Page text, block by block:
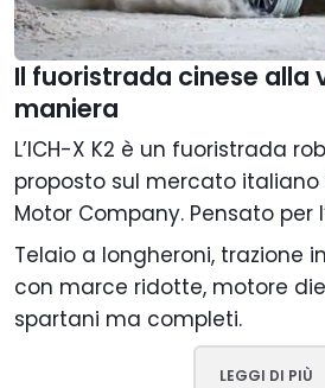
Il fuoristrada cinese alla
maniera
L’ICH-X K2 è un fuoristrada
proposto sul mercato italiano
Motor Company. Pensato per
Telaio a longheroni, trazione
con marce ridotte, motore
spartani ma completi.
LEGGI DI PIÙ